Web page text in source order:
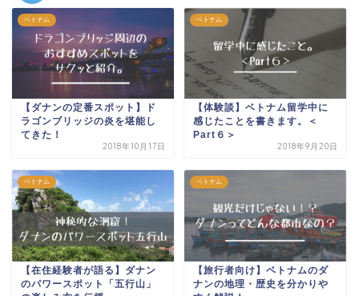
ベトナム
【ダナンの定番スポット】ド
ラゴンブリッジの炎を堪能し
てきた！
2018年10月17日
ベトナム
【体験談】ベトナム留学中に
感じたことを書きます。＜
Part６＞
2018年9月20日
ベトナム
【在住経験者が語る】ダナン
のパワースポット「五行山」
ベトナム
【旅行者向け】ベトナムのダ
ナンの地理・歴史を分かりや